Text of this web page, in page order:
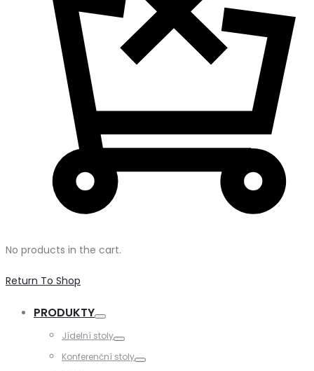
No products in the cart.
Return To Shop
PRODUKTY
Jídelní stoly
Konferenční stoly